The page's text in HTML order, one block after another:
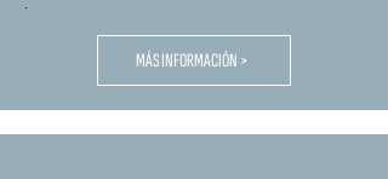
MÁS INFORMACIÓN >